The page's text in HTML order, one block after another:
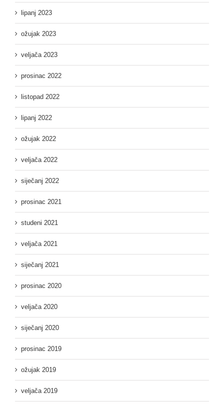
lipanj 2023
ožujak 2023
veljača 2023
prosinac 2022
listopad 2022
lipanj 2022
ožujak 2022
veljača 2022
siječanj 2022
prosinac 2021
studeni 2021
veljača 2021
siječanj 2021
prosinac 2020
veljača 2020
siječanj 2020
prosinac 2019
ožujak 2019
veljača 2019